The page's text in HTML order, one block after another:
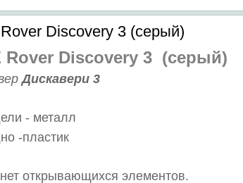
Discovery 3 (серый)
Rover Discovery 3 (серый)
Дискавери 3
- металл
-пластик
открывающихся элементов.